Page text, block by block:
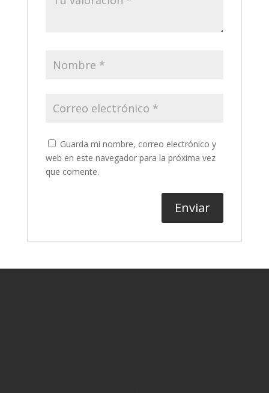
Guarda mi nombre, correo electrónico y
web en este navegador para la próxima vez
que comente.